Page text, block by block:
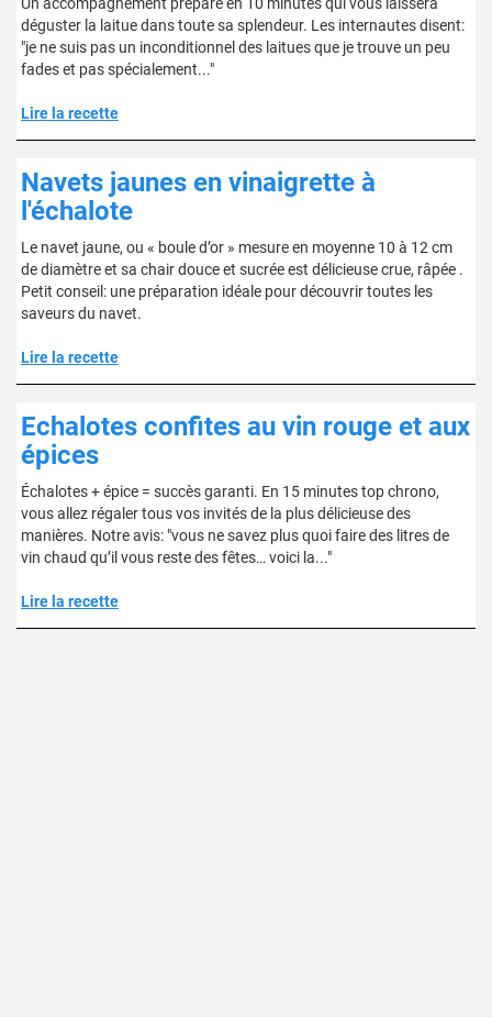
déguster la laitue dans toute sa splendeur. Les internautes disent:
"je ne suis pas un inconditionnel des laitues que je trouve un peu
fades et pas spécialement..."
Lire la recette
Navets jaunes en vinaigrette à
l'échalote
Le navet jaune, ou « boule d’or » mesure en moyenne 10 à 12 cm
de diamètre et sa chair douce et sucrée est délicieuse crue, râpée .
Petit conseil: une préparation idéale pour découvrir toutes les
saveurs du navet.
Lire la recette
Echalotes confites au vin rouge et aux
épices
Échalotes + épice = succès garanti. En 15 minutes top chrono,
vous allez régaler tous vos invités de la plus délicieuse des
manières. Notre avis: "vous ne savez plus quoi faire des litres de
vin chaud qu’il vous reste des fêtes… voici la..."
Lire la recette